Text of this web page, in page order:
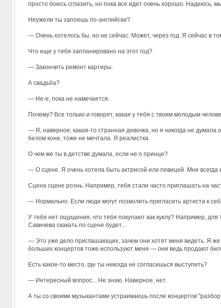
просто боюсь сглазить, но пока все идет очень хорошо. Надеюсь,
Неужели ты запоешь по-английски?
— Очень хотелось бы, но не сейчас. Может, через год. Я сейчас в
Что еще у тебя запланировано на этот год?
— Закончить ремонт картиры.
А свадьба?
— Не-е, пока не намечается.
Почему? Все только и говорят, какая у тебя с твоим молодым
— Я, наверное, какая-то странная девочка, но я никогда не
белом коне, тоже не мечтала. Я реалистка.
О чем же ты в детстве думала, если не о принце?
— О сцене. Я очень хотела быть актрисой или певицей. Мне всегда
Сцена сцене рознь. Например, тебя стали часто приглашать на
— Нормально. Если люди могут позволить пригласить артиста к
У тебя нет ощущения, что тебя покупают как куклу? Например,
Савичева скакать по сцене будет...
— Это уже дело приглашающих, зачем они хотят меня видеть. Я же
больших концертов тоже используют меня — они ведь продают
Есть какое-то место, где ты никогда не согласишься выступить?
— Интересный вопрос... Не знаю. Наверное, нет.
А ты со своими музыкантами устраиваешь после концертов